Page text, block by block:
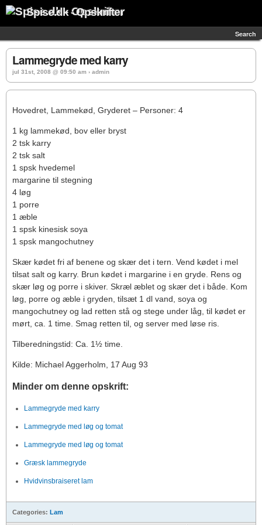
Spise.dk - Opskrifter
Search
Lammegryde med karry
jul 31st, 2008 @ 09:50 am › admin
Hovedret, Lammekød, Gryderet – Personer: 4
1 kg lammekød, bov eller bryst
2 tsk karry
2 tsk salt
1 spsk hvedemel
margarine til stegning
4 løg
1 porre
1 æble
1 spsk kinesisk soya
1 spsk mangochutney
Skær kødet fri af benene og skær det i tern. Vend kødet i mel
tilsat salt og karry. Brun kødet i margarine i en gryde. Rens og
skær løg og porre i skiver. Skræl æblet og skær det i både. Kom
løg, porre og æble i gryden, tilsæt 1 dl vand, soya og
mangochutney og lad retten stå og stege under låg, til kødet er
mørt, ca. 1 time. Smag retten til, og server med løse ris.
Tilberedningstid: Ca. 1½ time.
Kilde: Michael Aggerholm, 17 Aug 93
Minder om denne opskrift:
Lammegryde med karry
Lammegryde med løg og tomat
Lammegryde med løg og tomat
Græsk lammegryde
Hvidvinsbraiseret lam
Categories: Lam